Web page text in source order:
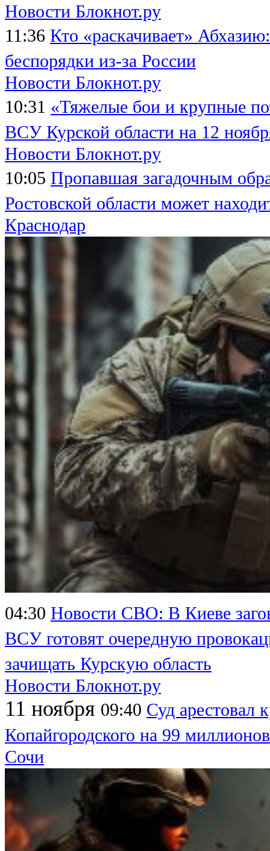
Новости Блокнот.ру
11:36 Кто «раскачивает»
беспорядки из-за России
Новости Блокнот.ру
10:31 «Тяжелые бои и крупные
ВСУ Курской области на 12
Новости Блокнот.ру
10:05 Пропавшая загадочным
Ростовской области может
Краснодар
04:30 Новости СВО: В Киеве
ВСУ готовят очередную
зачищать Курскую область
Новости Блокнот.ру
11 ноября 09:40 Суд арестовал
Копайгородского на 99
Сочи